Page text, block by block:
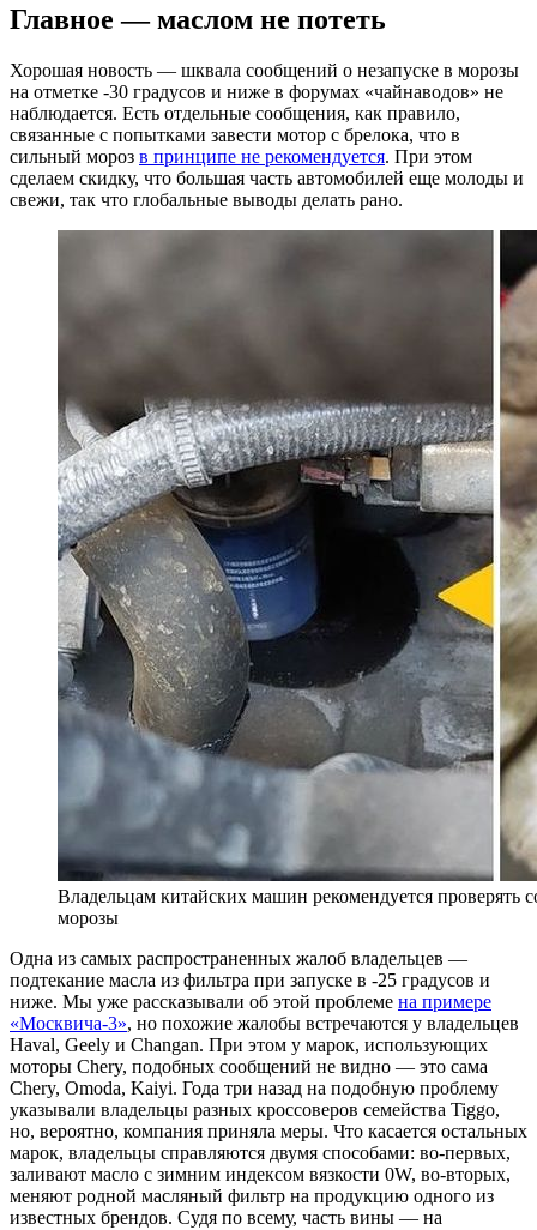
Главное — маслом не потеть
Хорошая новость — шквала сообщений о незапуске в морозы
на отметке -30 градусов и ниже в форумах «чайнаводов» не
наблюдается. Есть отдельные сообщения, как правило,
связанные с попытками завести мотор с брелока, что в
сильный мороз в принципе не рекомендуется. При этом
сделаем скидку, что большая часть автомобилей еще молоды и
свежи, так что глобальные выводы делать рано.
Владельцам китайских машин рекомендуется проверять
морозы
Одна из самых распространенных жалоб владельцев —
подтекание масла из фильтра при запуске в -25 градусов и
ниже. Мы уже рассказывали об этой проблеме на примере
«Москвича-3», но похожие жалобы встречаются у владельцев
Haval, Geely и Changan. При этом у марок, использующих
моторы Chery, подобных сообщений не видно — это сама
Chery, Omoda, Kaiyi. Года три назад на подобную проблему
указывали владельцы разных кроссоверов семейства Tiggo,
но, вероятно, компания приняла меры. Что касается остальных
марок, владельцы справляются двумя способами: во-первых,
заливают масло с зимним индексом вязкости 0W, во-вторых,
меняют родной масляный фильтр на продукцию одного из
известных брендов. Судя по всему, часть вины — на